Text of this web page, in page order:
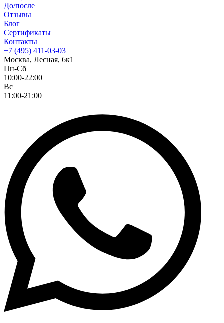
До/после
Отзывы
Блог
Сертификаты
Контакты
+7 (495) 411-03-03
Москва, Лесная, 6к1
Пн-Сб
10:00-22:00
Вс
11:00-21:00